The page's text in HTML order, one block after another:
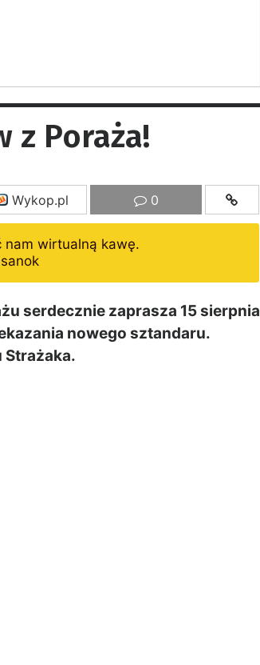
z Poraża!
Wykop.pl 0
nam wirtualną kawę.
serdecznie zaprasza 15 sierpnia
nowego sztandaru.
Strażaka.